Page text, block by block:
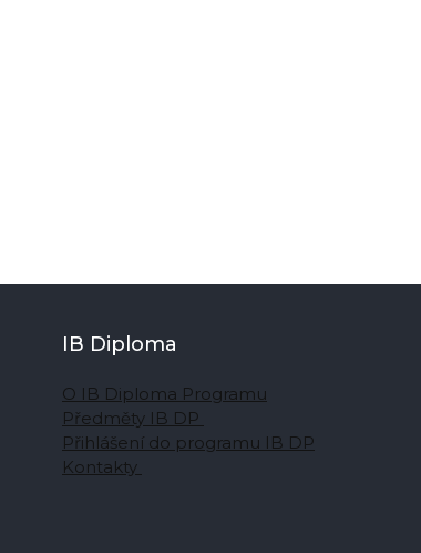
IB Diploma
O IB Diploma Programu
Předměty IB DP
Přihlášení do programu IB DP
Kontakty